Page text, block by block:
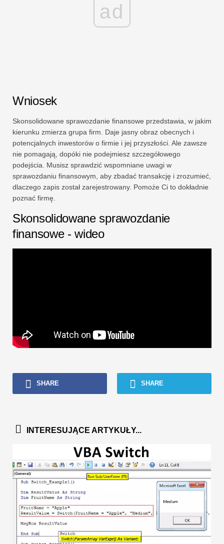
ad
Wniosek
Skonsolidowane sprawozdanie finansowe przedstawia, w jakim
kierunku zmierza grupa firm. Daje jasny obraz obecnych i
potencjalnych inwestorów o firmie i jej przyszłości. Ale zawsze
nie pomagają, dopóki nie podejmiesz szczegółowego
podejścia. Musisz sprawdzić wspomniane uwagi w
sprawozdaniu finansowym, aby zbadać transakcję i zrozumieć,
dlaczego zapis został zarejestrowany. Pomoże Ci to dokładnie
poznać firmę.
Skonsolidowane sprawozdanie
finansowe - wideo
SHARE SHARE
INTERESUJĄCE ARTYKUŁY...